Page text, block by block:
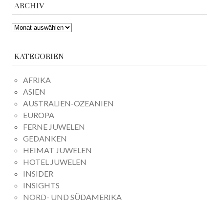
ARCHIV
ARCHIV
KATEGORIEN
AFRIKA
ASIEN
AUSTRALIEN-OZEANIEN
EUROPA
FERNE JUWELEN
GEDANKEN
HEIMAT JUWELEN
HOTEL JUWELEN
INSIDER
INSIGHTS
NORD- UND SÜDAMERIKA